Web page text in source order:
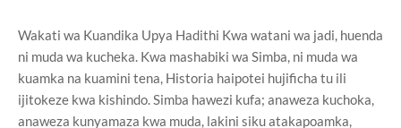
Wakati wa Kuandika Upya Hadithi Kwa watani wa jadi, huenda
ni muda wa kucheka. Kwa mashabiki wa Simba, ni muda wa
kuamka na kuamini tena, Historia haipotei hujificha tu ili
ijitokeze kwa kishindo. Simba hawezi kufa; anaweza kuchoka,
anaweza kunyamaza kwa muda, lakini siku atakapoamka,